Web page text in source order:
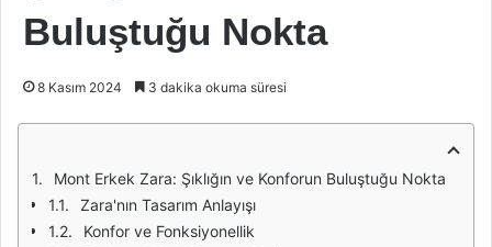
Buluştuğu Nokta
8 Kasım 2024 3 dakika okuma süresi
Mont Erkek Zara: Şıklığın ve Konforun Buluştuğu Nokta
Zara'nın Tasarım Anlayışı
Konfor ve Fonksiyonellik